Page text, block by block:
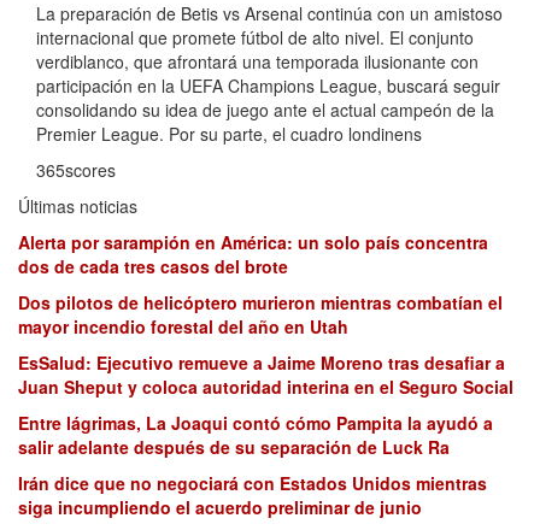
La preparación de Betis vs Arsenal continúa con un amistoso
internacional que promete fútbol de alto nivel. El conjunto
verdiblanco, que afrontará una temporada ilusionante con
participación en la UEFA Champions League, buscará seguir
consolidando su idea de juego ante el actual campeón de la
Premier League. Por su parte, el cuadro londinens
365scores
Últimas noticias
Alerta por sarampión en América: un solo país concentra
dos de cada tres casos del brote
Dos pilotos de helicóptero murieron mientras combatían el
mayor incendio forestal del año en Utah
EsSalud: Ejecutivo remueve a Jaime Moreno tras desafiar a
Juan Sheput y coloca autoridad interina en el Seguro Social
Entre lágrimas, La Joaqui contó cómo Pampita la ayudó a
salir adelante después de su separación de Luck Ra
Irán dice que no negociará con Estados Unidos mientras
siga incumpliendo el acuerdo preliminar de junio